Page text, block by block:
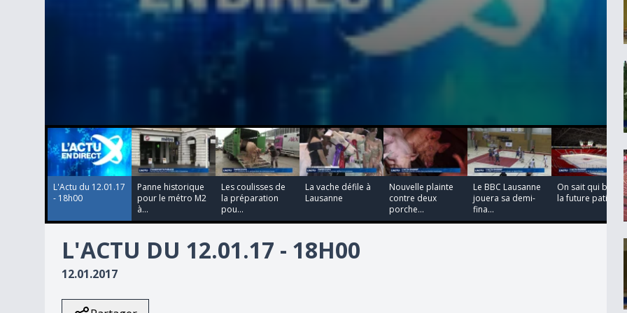
0
seconds
of
secondsVolume
90%
L'Actu du 12.01.17
- 18h00
Panne historique
pour le métro M2
à...
Les coulisses de
la préparation
pou...
La vache défile à
Lausanne
Nouvelle plainte
contre deux
porche...
Le BBC Lausanne
jouera sa demi-
fina...
On sait qui bâtira
la future patino...
L'ACTU DU 12.01.17 - 18H00
12.01.2017